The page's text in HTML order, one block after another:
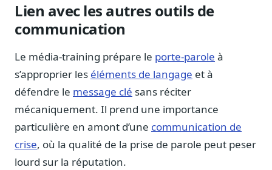
Lexique par thème métier
Sources couvertes
Nouveautés produit
Le changelog mensuel
Ils utilisent Legiwatch
Public Sénat, ONG, cabinets
Qui sommes-nous
Méthode, valeurs et équipe
Lien avec les autres outils de
communication
Le média-training prépare le porte-parole à
s’approprier les éléments de langage et à
défendre le message clé sans réciter
mécaniquement. Il prend une importance
particulière en amont d’une communication de
crise, où la qualité de la prise de parole peut peser
lourd sur la réputation.